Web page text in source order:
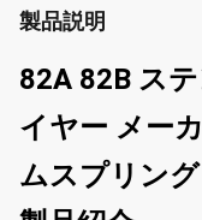
製品説明
82A 82B ス
イヤー メー
ムスプリン